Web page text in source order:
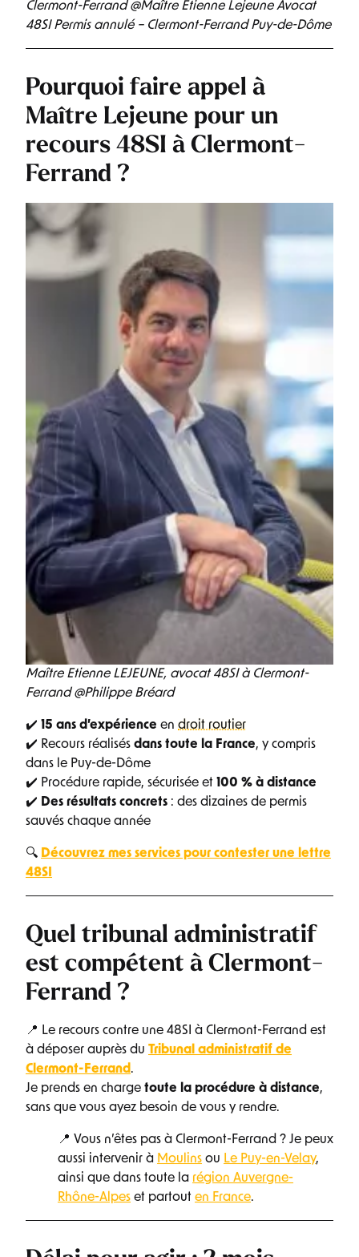
Clermont-Ferrand @Maître Etienne Lejeune Avocat
48SI Permis annulé – Clermont-Ferrand Puy-de-Dôme
Pourquoi faire appel à
Maître Lejeune pour un
recours 48SI à Clermont-
Ferrand ?
Maître Etienne LEJEUNE, avocat 48SI à Clermont-
Ferrand @Philippe Bréard
✔️ 15 ans d’expérience en droit routier
✔️ Recours réalisés dans toute la France, y compris
dans le Puy-de-Dôme
✔️ Procédure rapide, sécurisée et 100 % à distance
✔️ Des résultats concrets : des dizaines de permis
sauvés chaque année
🔍 Découvrez mes services pour contester une lettre
48SI
Quel tribunal administratif
est compétent à Clermont-
Ferrand ?
📍 Le recours contre une 48SI à Clermont-Ferrand est
à déposer auprès du Tribunal administratif de
Clermont-Ferrand.
Je prends en charge toute la procédure à distance,
sans que vous ayez besoin de vous y rendre.
📍 Vous n’êtes pas à Clermont-Ferrand ? Je peux
aussi intervenir à Moulins ou Le Puy-en-Velay,
ainsi que dans toute la région Auvergne-
Rhône-Alpes et partout en France.